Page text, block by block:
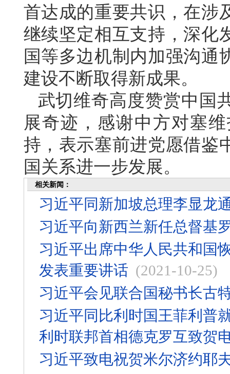
首达成的重要共识，在涉
继续坚定相互支持，深化
国等多边机制内加强沟通
建设不断取得新成果。
武切维奇高度赞赏中国
展奇迹，感谢中方对塞
持，表示塞前进党愿借鉴
国关系进一步发展。
相关新闻：
习近平同新加坡总理李显龙
习近平向新西兰新任总督基
习近平出席中华人民共和国
发表重要讲话 (2021-10-25)
习近平会见联合国秘书长古
习近平同比利时国王菲利普
利时联邦首相德克罗互致贺
习近平致电祝贺米尔济约耶